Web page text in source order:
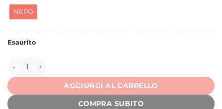
NERO
Esaurito
137873 quantità
AGGIUNGI AL CARRELLO
COMPRA SUBITO